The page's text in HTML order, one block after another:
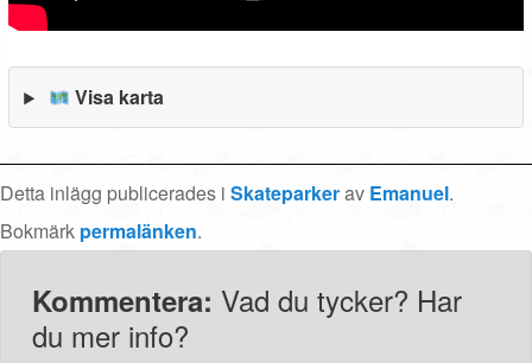
Visa karta
Detta inlägg publicerades i Skateparkerav Emanuel.
Bokmärk permalänken.
Kommentera: Vad du tycker? Har
du mer info?